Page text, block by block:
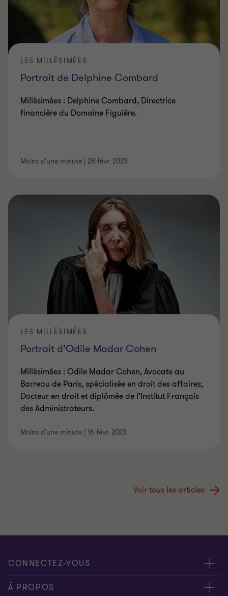
Portrait de Delphine Combard
LES MILLÉSIMÉES
Millésimées : Delphine Combard, Directrice
financière du Domaine Figuière.
Moins d'une minute | 28 févr. 2023
Portrait d’Odile Madar Cohen
LES MILLÉSIMÉES
Millésimées : Odile Madar Cohen, Avocate au
Barreau de Paris, spécialisée en droit des affaires,
Docteur en droit et diplômée de l’Institut Français
des Administrateurs.
Moins d'une minute | 16 févr. 2023
Voir tous les articles
CONNECTEZ-VOUS
Rencontrez nos experts
À PROPOS